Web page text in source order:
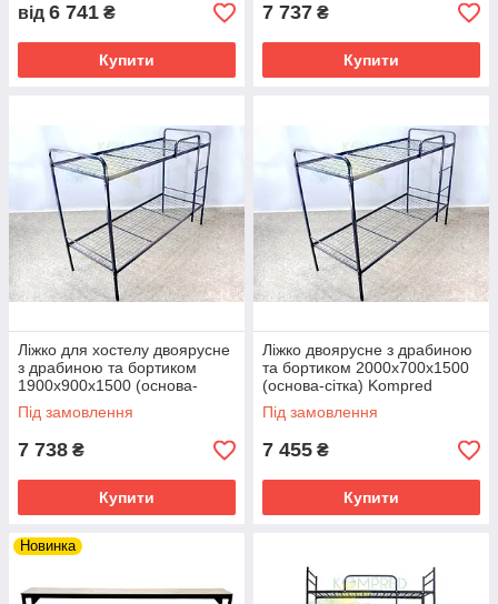
від 6 741 ₴
Купити
7 737 ₴
Купити
Ліжко для хостелу двоярусне
з драбиною та бортиком
1900х900х1500 (основа-
сітка) Kompred OL143/2
Під замовлення
7 738 ₴
Купити
Ліжко двоярусне з драбиною
та бортиком 2000х700х1500
(основа-сітка) Kompred
OL143/3
Під замовлення
7 455 ₴
Купити
Новинка